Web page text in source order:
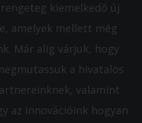
kiemelkedő új
amelyek mellett még
Már alig várjuk, hogy
a hivatalos
valamint
az innovációink hogyan